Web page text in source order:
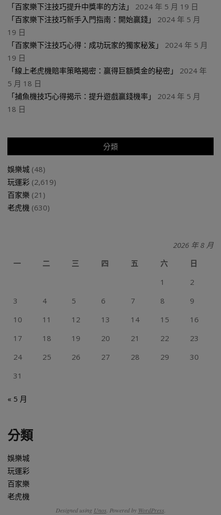
「百家樂下注技巧提升中獎率的方法」
2024 年 5 月 19 日
「百家樂下注技巧新手入門指南：開始贏錢」
2024 年 5 月
19 日
「百家樂下注技巧心得：成功玩家的獨家秘笈」
2024 年 5 月
19 日
「線上老虎機賠率策略揭密：贏得巨額獎金的秘密」
2024 年
5 月 18 日
「捕魚機技巧心得揭示：提升遊戲贏錢機率」
2024 年 5 月
18 日
分類
娛樂城 (48)
玩運彩 (2,619)
百家樂 (21)
老虎機 (630)
2026 年 8 月
一
二 三 四 五 六
日
1
2
3
4 5 6 7 8
9
10
11 12 13 14 15
16
17
18 19 20 21 22
23
24
25 26 27 28 29
30
31
« 5 月
分類
娛樂城
玩運彩
百家樂
老虎機
Designed using Unos . Powered by WordPress